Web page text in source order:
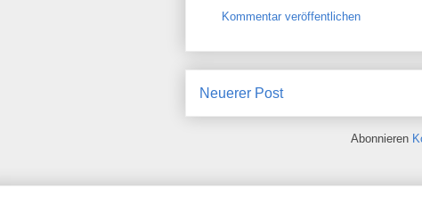
Kommentar veröffentlichen
Neuerer Post
Abonnieren